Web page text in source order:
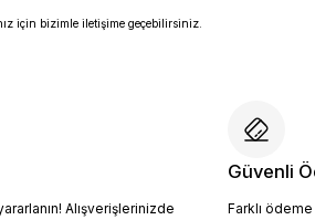
için bizimle iletişime geçebilirsiniz.
Alışverişlerinizde
Güvenli
Farklı